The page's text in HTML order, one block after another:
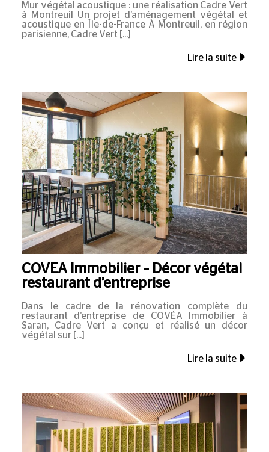
Mur végétal acoustique : une réalisation Cadre Vert
à Montreuil Un projet d’aménagement végétal et
acoustique en Île-de-France À Montreuil, en région
parisienne, Cadre Vert
Lire la suite
COVEA Immobilier – Décor végétal
restaurant d’entreprise
Dans le cadre de la rénovation complète du
restaurant d’entreprise de COVÉA Immobilier à
Saran, Cadre Vert a conçu et réalisé un décor
végétal sur
Lire la suite